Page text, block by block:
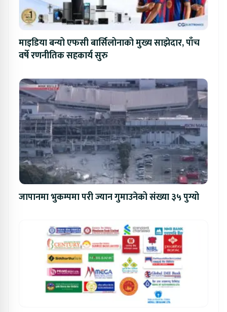
माइडिया बन्यो एफसी बार्सिलोनाको मुख्य साझेदार, पाँच
वर्षे रणनीतिक सहकार्य सुरु
जापानमा भुकम्पमा परी ज्यान गुमाउनेको संख्या ३५ पुग्यो